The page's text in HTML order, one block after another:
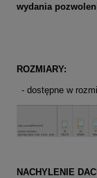
wydania
ROZMIARY:
- dostępne w
NACHYLENIE